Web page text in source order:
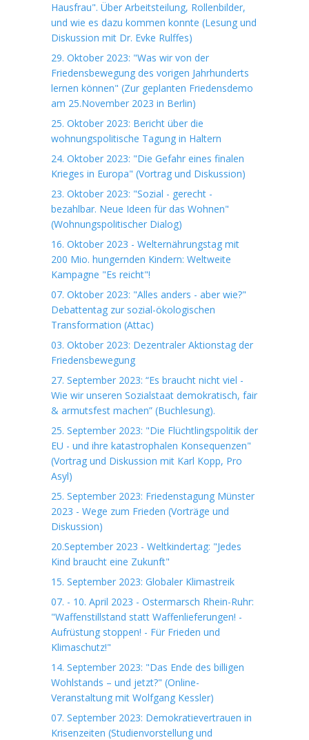
Hausfrau". Über Arbeitsteilung, Rollenbilder,
und wie es dazu kommen konnte (Lesung und
Diskussion mit Dr. Evke Rulffes)
29. Oktober 2023: "Was wir von der
Friedensbewegung des vorigen Jahrhunderts
lernen können" (Zur geplanten Friedensdemo
am 25.November 2023 in Berlin)
25. Oktober 2023: Bericht über die
wohnungspolitische Tagung in Haltern
24. Oktober 2023: "Die Gefahr eines finalen
Krieges in Europa" (Vortrag und Diskussion)
23. Oktober 2023: "Sozial - gerecht -
bezahlbar. Neue Ideen für das Wohnen"
(Wohnungspolitischer Dialog)
16. Oktober 2023 - Welternährungstag mit
200 Mio. hungernden Kindern: Weltweite
Kampagne "Es reicht"!
07. Oktober 2023: "Alles anders - aber wie?"
Debattentag zur sozial-ökologischen
Transformation (Attac)
03. Oktober 2023: Dezentraler Aktionstag der
Friedensbewegung
27. September 2023: “Es braucht nicht viel -
Wie wir unseren Sozialstaat demokratisch, fair
& armutsfest machen” (Buchlesung).
25. September 2023: "Die Flüchtlingspolitik der
EU - und ihre katastrophalen Konsequenzen"
(Vortrag und Diskussion mit Karl Kopp, Pro
Asyl)
25. September 2023: Friedenstagung Münster
2023 - Wege zum Frieden (Vorträge und
Diskussion)
20.September 2023 - Weltkindertag: "Jedes
Kind braucht eine Zukunft"
15. September 2023: Globaler Klimastreik
07. - 10. April 2023 - Ostermarsch Rhein-Ruhr:
"Waffenstillstand statt Waffenlieferungen! -
Aufrüstung stoppen! - Für Frieden und
Klimaschutz!"
14. September 2023: "Das Ende des billigen
Wohlstands – und jetzt?" (Online-
Veranstaltung mit Wolfgang Kessler)
07. September 2023: Demokratievertrauen in
Krisenzeiten (Studienvorstellung und